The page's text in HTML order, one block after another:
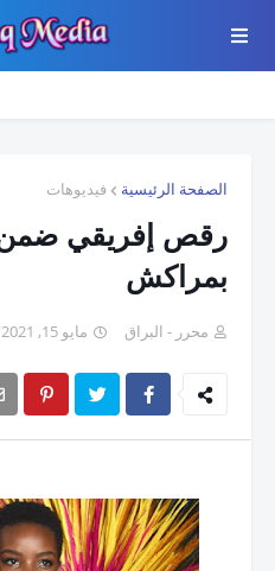
الصفحة الرئيسية فيديوهات
بمراكش
محرر - البراق مايو 15, 2021